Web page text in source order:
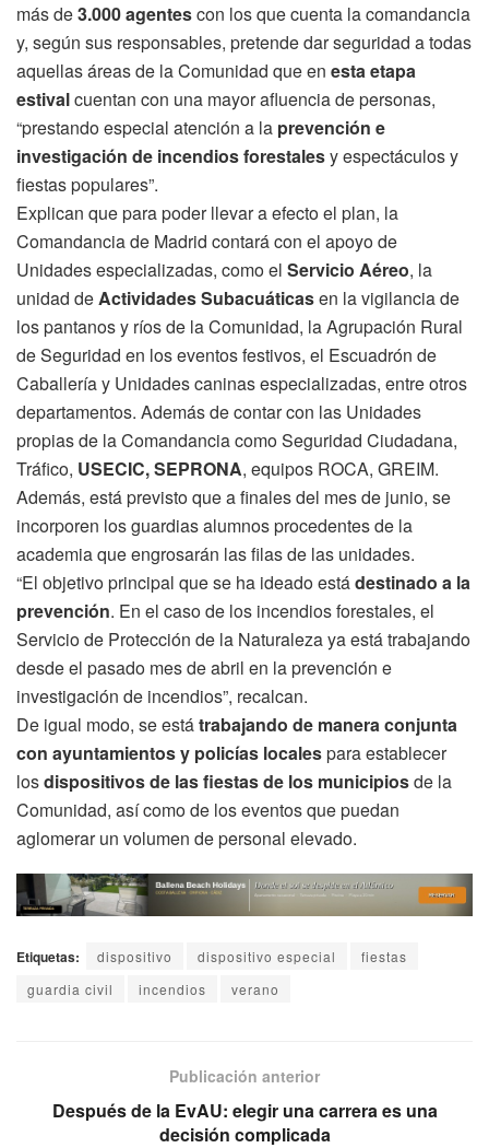
más de3.000 agentescon los que cuenta la comandancia
y, según sus responsables, pretende dar seguridad a todas
aquellas áreas de la Comunidad que en esta etapa
estivalcuentan con una mayor afluencia de personas,
“prestando especial atención a la prevención e
investigación de incendios forestalesy espectáculos y
fiestas populares”.
Explican que para poder llevar a efecto el plan, la
Comandancia de Madrid contará con el apoyo de
Unidades especializadas, como el Servicio Aéreo, la
unidad deActividades Subacuáticasen la vigilancia de
los pantanos y ríos de la Comunidad, la Agrupación Rural
de Seguridad en los eventos festivos, el Escuadrón de
Caballería y Unidades caninas especializadas, entre otros
departamentos. Además de contar con las Unidades
propias de la Comandancia como Seguridad Ciudadana,
Tráfico, USECIC, SEPRONA, equipos ROCA, GREIM.
Además, está previsto que a finales del mes de junio, se
incorporen los guardias alumnos procedentes de la
academia que engrosarán las filas de las unidades.
“El objetivo principal que se ha ideado estádestinado a la
prevención. En el caso de los incendios forestales, el
Servicio de Protección de la Naturaleza ya está trabajando
desde el pasado mes de abril en la prevención e
investigación de incendios”, recalcan.
De igual modo, se estátrabajando de manera conjunta
con ayuntamientos y policías localespara establecer
losdispositivos de las fiestas de los municipiosde la
Comunidad, así como de los eventos que puedan
aglomerar un volumen de personal elevado.
Etiquetas: dispositivo dispositivo especial
fiestas
guardia civil
incendios verano
Publicación anterior
Después de la EvAU: elegir una carrera es una
decisión complicada